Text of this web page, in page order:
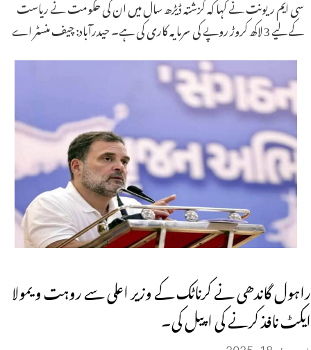
سی ایم ریونت نے کہا کہ گزشتہ ڈیڑھ سال میں ان کی حکومت نے ریاست
کے لیے 3 لاکھ کروڑ روپے کی سرمایہ کاری کی ہے۔ حیدرآباد: چیف منسٹر اے
راہول گاندھی نے کرناٹک کے وزیر اعلی سے روہت ویمولا
ایکٹ نافذ کرنے کی اپیل کی۔